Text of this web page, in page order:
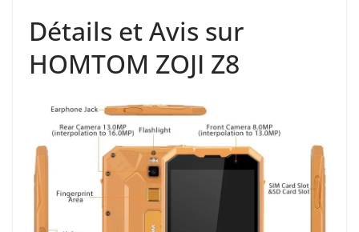
Détails et Avis sur
HOMTOM ZOJI Z8